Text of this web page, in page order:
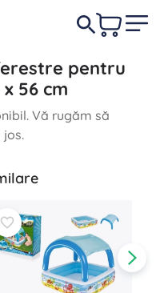
pentru
x 56 cm
Vă rugăm să